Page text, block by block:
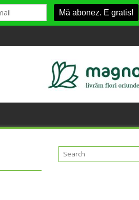
la Fashion Village
fosta platformă Carbochim